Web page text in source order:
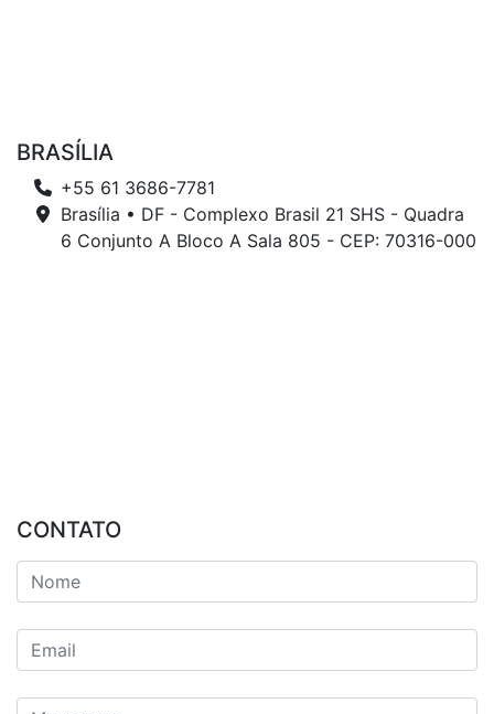
BRASÍLIA
+55 61 3686-7781
Brasília • DF - Complexo Brasil 21 SHS - Quadra
6 Conjunto A Bloco A Sala 805 - CEP: 70316-000
CONTATO